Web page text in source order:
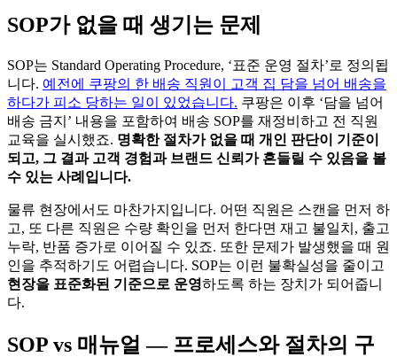
SOP가 없을 때 생기는 문제
SOP는 Standard Operating Procedure, ‘표준 운영 절차’로 정의됩
니다. 예전에 쿠팡의 한 배송 직원이 고객 집 담을 넘어 배송을
하다가 피소 당하는 일이 있었습니다. 쿠팡은 이후 ‘담을 넘어
배송 금지’ 내용을 포함하여 배송 SOP를 재정비하고 전 직원
교육을 실시했죠. 명확한 절차가 없을 때 개인 판단이 기준이
되고, 그 결과 고객 경험과 브랜드 신뢰가 흔들릴 수 있음을 볼
수 있는 사례입니다.
물류 현장에서도 마찬가지입니다. 어떤 직원은 스캔을 먼저 하
고, 또 다른 직원은 수량 확인을 먼저 한다면 재고 불일치, 출고
누락, 반품 증가로 이어질 수 있죠. 또한 문제가 발생했을 때 원
인을 추적하기도 어렵습니다. SOP는 이런 불확실성을 줄이고
현장을 표준화된 기준으로 운영하도록 하는 장치가 되어줍니
다.
SOP vs 매뉴얼 — 프로세스와 절차의 구